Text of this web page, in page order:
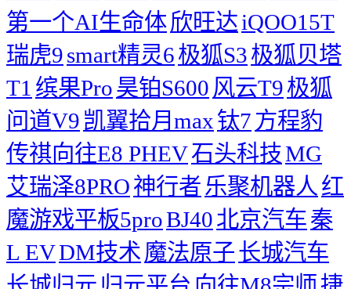
第一个AI生命体欣旺达iQOO15T
瑞虎9smart精灵6极狐S3极狐贝塔
T1 缤果Pro昊铂S600 风云T9极狐
问道V9 凯翼拾月max钛7 方程豹
传祺向往E8 PHEV石头科技MG
艾瑞泽8PRO神行者 乐聚机器人 红
魔游戏平板5proBJ40北京汽车秦
L EVDM技术 魔法原子长城汽车